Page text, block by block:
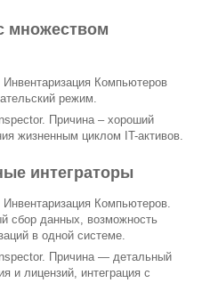
множеством
Компьютеров
режим.
Причина – хороший
жизненным циклом IT-активов.
интеграторы
Компьютеров.
сбор данных, возможность
в одной системе.
Причина — детальный
и лицензий, интеграция с